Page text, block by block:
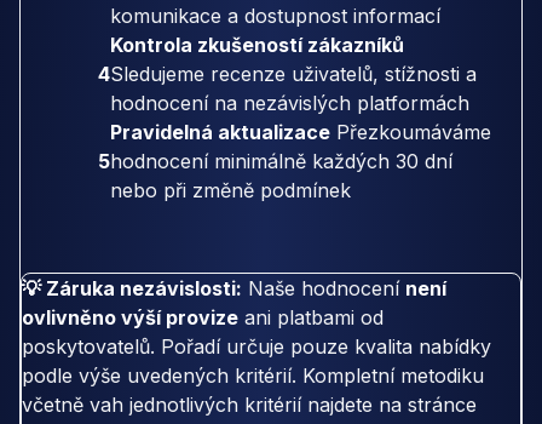
komunikace a dostupnost informací
4
Kontrola zkušeností zákazníků
Sledujeme recenze uživatelů, stížnosti a
hodnocení na nezávislých platformách
5
Pravidelná aktualizace Přezkoumáváme
hodnocení minimálně každých 30 dní
nebo při změně podmínek
💡 Záruka nezávislosti: Naše hodnocení není
ovlivněno výší provize ani platbami od
poskytovatelů. Pořadí určuje pouze kvalita nabídky
podle výše uvedených kritérií. Kompletní metodiku
včetně vah jednotlivých kritérií najdete na stránce